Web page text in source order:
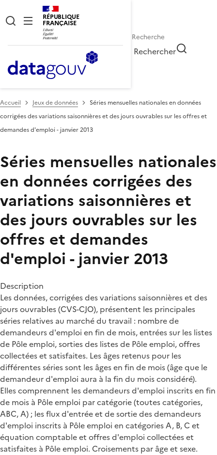
RÉPUBLIQUE
FRANÇAISE
Rechercher
Accueil Jeux de données
Séries mensuelles nationales en données
corrigées des variations saisonnières et des jours ouvrables sur les offres et
demandes d'emploi - janvier 2013
Séries mensuelles nationales
en données corrigées des
variations saisonnières et
des jours ouvrables sur les
offres et demandes
d'emploi - janvier 2013
Description
Les données, corrigées des variations saisonnières et des
jours ouvrables (CVS-CJO), présentent les principales
séries relatives au marché du travail : nombre de
demandeurs d'emploi en fin de mois, entrées sur les listes
de Pôle emploi, sorties des listes de Pôle emploi, offres
collectées et satisfaites. Les âges retenus pour les
différentes séries sont les âges en fin de mois (âge que le
demandeur d'emploi aura à la fin du mois considéré).
Elles comprennent les demandeurs d'emploi inscrits en fin
de mois à Pôle emploi par catégorie (toutes catégories,
ABC, A) ; les flux d'entrée et de sortie des demandeurs
d'emploi inscrits à Pôle emploi en catégories A, B, C et
équation comptable et offres d'emploi collectées et
satisfaites à Pôle emploi. Croisements par âge et sexe.